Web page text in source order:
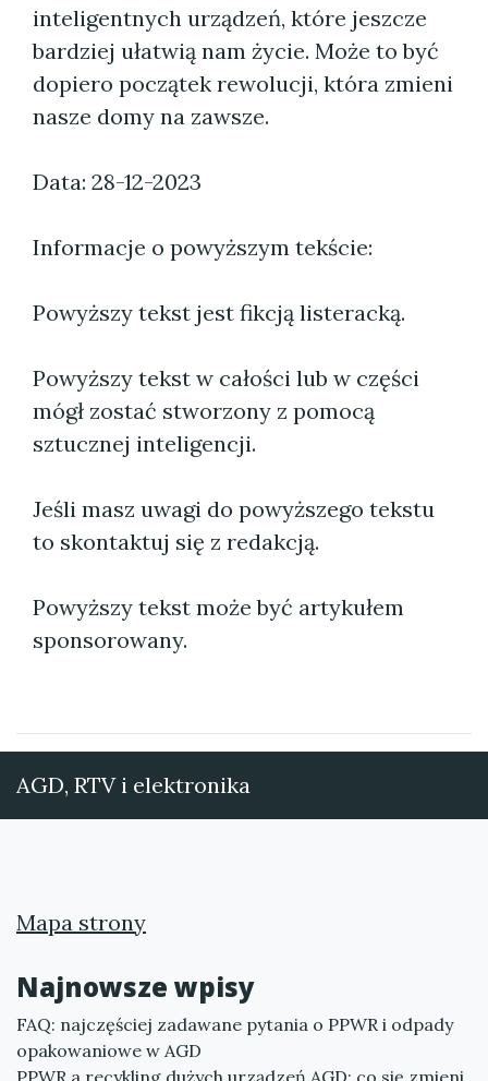
inteligentnych urządzeń, które jeszcze
bardziej ułatwią nam życie. Może to być
dopiero początek rewolucji, która zmieni
nasze domy na zawsze.
Data: 28-12-2023
Informacje o powyższym tekście:
Powyższy tekst jest fikcją listeracką.
Powyższy tekst w całości lub w części
mógł zostać stworzony z pomocą
sztucznej inteligencji.
Jeśli masz uwagi do powyższego tekstu
to skontaktuj się z redakcją.
Powyższy tekst może być artykułem
sponsorowany.
AGD, RTV i elektronika
Mapa strony
Najnowsze wpisy
FAQ: najczęściej zadawane pytania o PPWR i odpady
opakowaniowe w AGD
PPWR a recykling dużych urządzeń AGD: co się zmieni